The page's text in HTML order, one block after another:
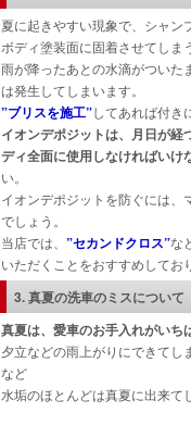
夏に起きやすい現象で、シャ
ボディ塗装面に固着させてし
雨が降ったあとの水滴がついた
は発生してしまいます。
”ブリスを施工”してあれば付き
イオンデポジットは、月日が
ディ全面に使用しなければいけ
い。
イオンデポジットを防ぐには
でしょう。
当店では、 ”セカンドクロス”な
いただくことをおすすめしてお
3. 真夏の洗車のミスについて
真夏は、愛車のお手入れがいち
夕立などの雨上がりにできて
など
水垢のほとんどは真夏に出来て